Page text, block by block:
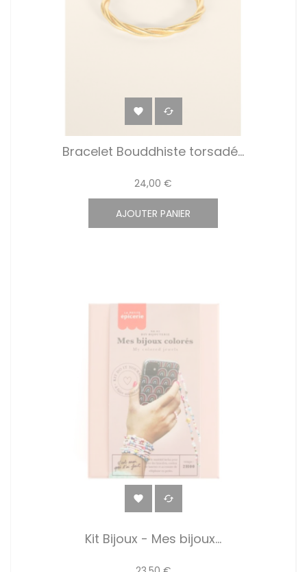
 
Bracelet Bouddhiste torsadé...
24,00 €
AJOUTER PANIER
 
Kit Bijoux - Mes bijoux...